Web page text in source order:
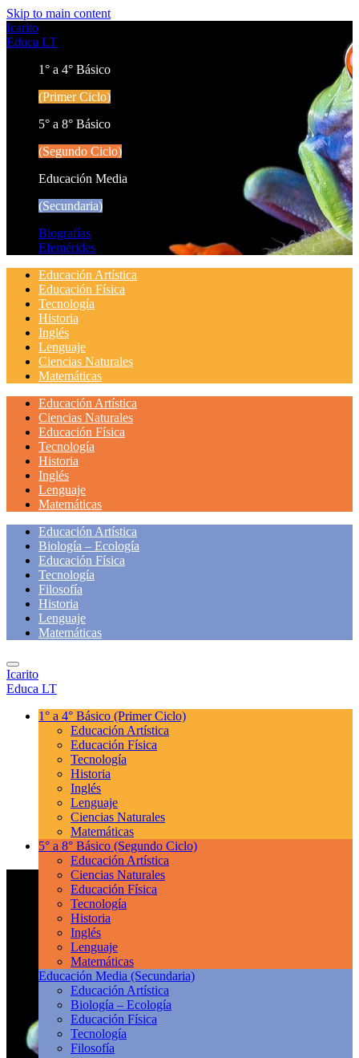
Skip to main content
Icarito
Educa LT
1° a 4° Básico
(Primer Ciclo)
5° a 8° Básico
(Segundo Ciclo)
Educación Media
(Secundaria)
Biografías
Efemérides
Educación Artística
Educación Física
Tecnología
Historia
Inglés
Lenguaje
Ciencias Naturales
Matemáticas
Educación Artística
Ciencias Naturales
Educación Física
Tecnología
Historia
Inglés
Lenguaje
Matemáticas
Educación Artística
Biología – Ecología
Educación Física
Tecnología
Filosofía
Historia
Lenguaje
Matemáticas
Icarito
Educa LT
1° a 4° Básico (Primer Ciclo)
Educación Artística
Educación Física
Tecnología
Historia
Inglés
Lenguaje
Ciencias Naturales
Matemáticas
5° a 8° Básico (Segundo Ciclo)
Educación Artística
Ciencias Naturales
Educación Física
Tecnología
Historia
Inglés
Lenguaje
Matemáticas
Educación Media (Secundaria)
Educación Artística
Biología – Ecología
Educación Física
Tecnología
Filosofía